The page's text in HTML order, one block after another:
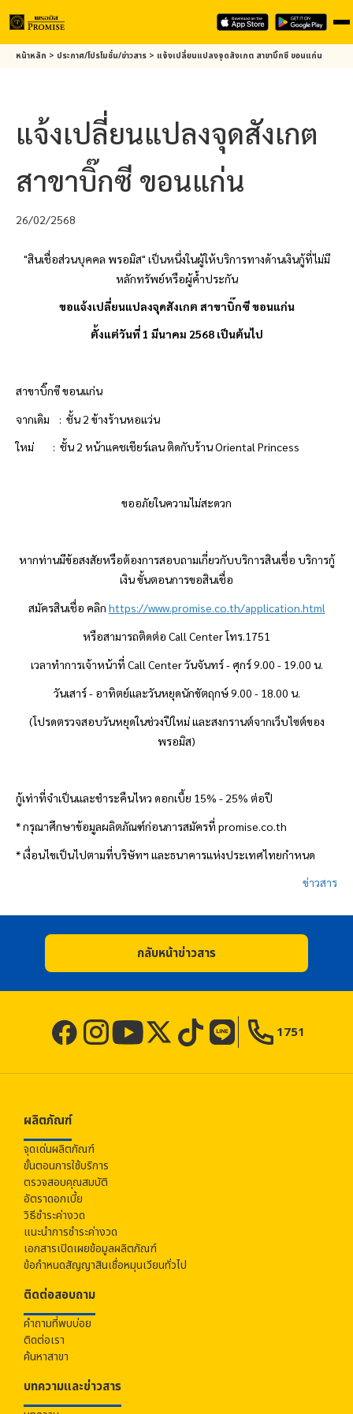
Skipหน้าหลัก > ประกาศ/โปรโมชั่น/ข่าวสาร > แจ้งเปลี่ยนแปลงจุดสังเกต สาขาบิ๊กซี ขอนแก่น
แจ้งเปลี่ยนแปลงจุดสังเกต
สาขาบิ๊กซี ขอนแก่น
26/02/2568
"สินเชื่อส่วนบุคคล พรอมิส" เป็นหนึ่งในผู้ให้บริการทางด้านเงินกู้ที่ไม่มี
หลักทรัพย์หรือผู้ค้ำประกัน
ขอแจ้งเปลี่ยนแปลงจุดสังเกต สาขาบิ๊กซี ขอนแก่น
ตั้งแต่วันที่ 1 มีนาคม 2568 เป็นต้นไป
สาขาบิ๊กซี ขอนแก่น
จากเดิม : ชั้น 2 ข้างร้านหอแว่น
ใหม่ : ชั้น 2 หน้าแคชเชียร์เลน ติดกับร้าน Oriental Princess
ขออภัยในความไม่สะดวก
หากท่านมีข้อสงสัยหรือต้องการสอบถามเกี่ยวกับบริการสินเชื่อ บริการกู้
เงิน ขั้นตอนการขอสินเชื่อ
สมัครสินเชื่อ คลิก https://www.promise.co.th/application.html
หรือสามารถติดต่อ Call Center โทร.1751
เวลาทำการเจ้าหน้าที่ Call Center วันจันทร์ - ศุกร์ 9.00 - 19.00 น.
วันเสาร์ - อาทิตย์และวันหยุดนักขัตฤกษ์ 9.00 - 18.00 น.
(โปรดตรวจสอบวันหยุดในช่วงปีใหม่ และสงกรานต์จากเว็บไซต์ของ
พรอมิส)
กู้เท่าที่จำเป็นและชำระคืนไหว ดอกเบี้ย 15% - 25% ต่อปี
* กรุณาศึกษาข้อมูลผลิตภัณฑ์ก่อนการสมัครที่ promise.co.th
* เงื่อนไขเป็นไปตามที่บริษัทฯ และธนาคารแห่งประเทศไทยกำหนด
ข่าวสาร
กลับหน้าข่าวสาร
1751
ผลิตภัณฑ์
จุดเด่นผลิตภัณฑ์
ขั้นตอนการใช้บริการ
ตรวจสอบคุณสมบัติ
อัตราดอกเบี้ย
วิธีชำระค่างวด
แนะนำการชำระค่างวด
เอกสารเปิดเผยข้อมูลผลิตภัณฑ์
ข้อกำหนดสัญญาสินเชื่อหมุนเวียนทั่วไป
ติดต่อสอบถาม
คำถามที่พบบ่อย
ติดต่อเรา
ค้นหาสาขา
บทความและข่าวสาร